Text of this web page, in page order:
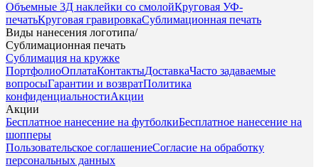
Объемные 3Д наклейки со смолойКруговая УФ-
печатьКруговая гравировкаСублимационная печать
Виды нанесения логотипа/
Сублимационная печать
Сублимация на кружке
ПортфолиоОплатаКонтактыДоставкаЧасто задаваемые
вопросыГарантии и возвратПолитика
конфиденциальностиАкции
Акции
Бесплатное нанесение на футболкиБесплатное нанесение на
шопперы
Пользовательское соглашениеСогласие на обработку
персональных данных